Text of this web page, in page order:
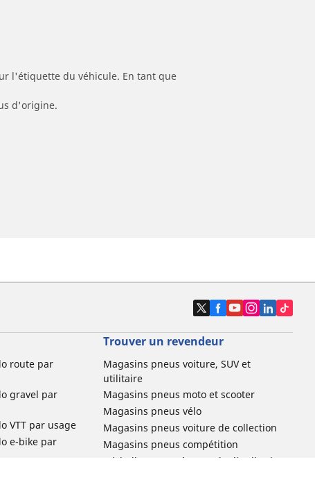
l'étiquette du véhicule. En tant que
d'origine.
route par
gravel par
VTT par usage
e-bike par
Trouver un revendeur
Magasins pneus voiture, SUV et
utilitaire
Magasins pneus moto et scooter
Magasins pneus vélo
Magasins pneus voiture de collection
Magasins pneus compétition
Michelin et ses réseaux de distribution